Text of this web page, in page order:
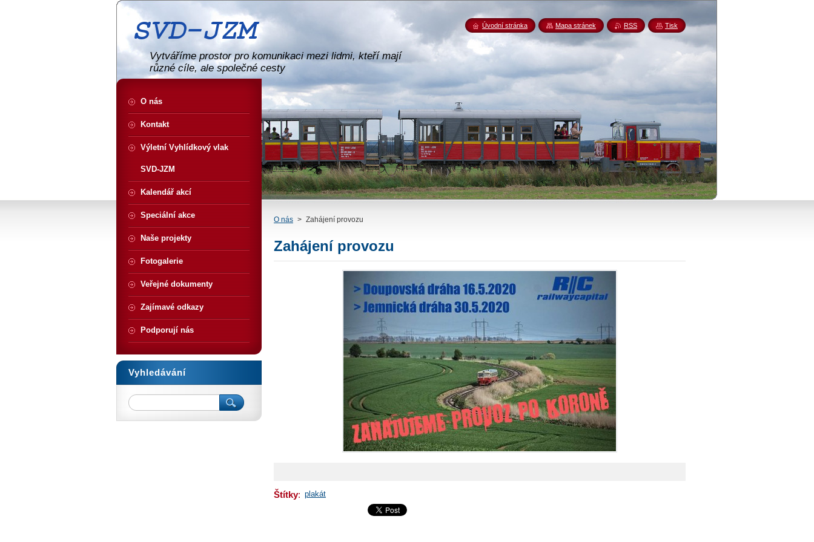
Vytváříme prostor pro komunikaci mezi lidmi, kteří mají
různé cíle, ale společné cesty
O nás > Zahájení provozu
Zahájení provozu
Štítky: plakát
O nás
Kontakt
Výletní Vyhlídkový vlak
SVD-JZM
Kalendář akcí
Speciální akce
Naše projekty
Fotogalerie
Veřejné dokumenty
Zajímavé odkazy
Podporují nás
Vyhledávání
Úvodní stránka Mapa stránek RSS Tisk